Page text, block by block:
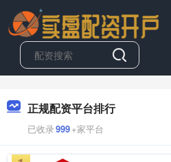
正规配资平台排行
已收录999+家平台